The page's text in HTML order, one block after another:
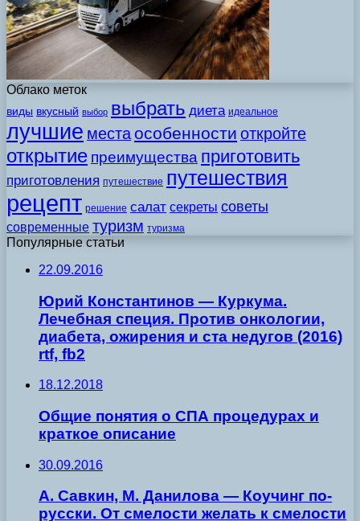
Облако меток
виды вкусный выбор выбрать диета идеальное
лучшие места особенности откройте
открытие преимущества приготовить
приготовления путешествие путешествия
рецепт решение салат секреты советы
современные туризм туризма
Популярные статьи
22.09.2016
Юрий Константинов — Куркума.
Лечебная специя. Против онкологии,
диабета, ожирения и ста недугов (2016)
rtf, fb2
18.12.2018
Общие понятия о СПА процедурах и
краткое описание
30.09.2016
А. Савкин, М. Данилова — Коучинг по-
русски. От смелости желать к смелости